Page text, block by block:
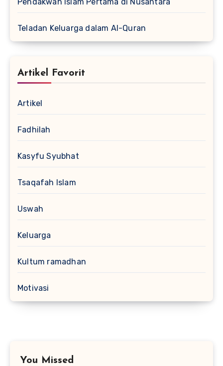
Teladan Keluarga dalam Al-Quran
Artikel Favorit
Artikel
Fadhilah
Kasyfu Syubhat
Tsaqafah Islam
Uswah
Keluarga
Kultum ramadhan
Motivasi
You Missed